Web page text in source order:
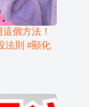
個方法！
法則 #顯化